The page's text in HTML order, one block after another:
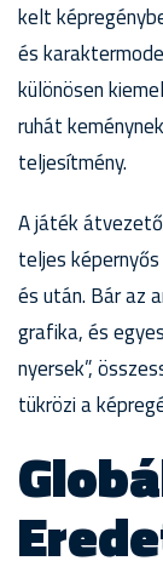
kelt
és
különösen
ruhát
teljesítmény.
A játék
teljes
és után. Bár az
grafika, és
nyersek”,
tükrözi a